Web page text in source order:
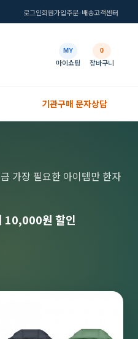
로그인회원가입주문·배송고객센터
MY
마이쇼핑
0
장바구니
기관구매 문자상담
가장 필요한 아이템만 한자
10,000원 할인